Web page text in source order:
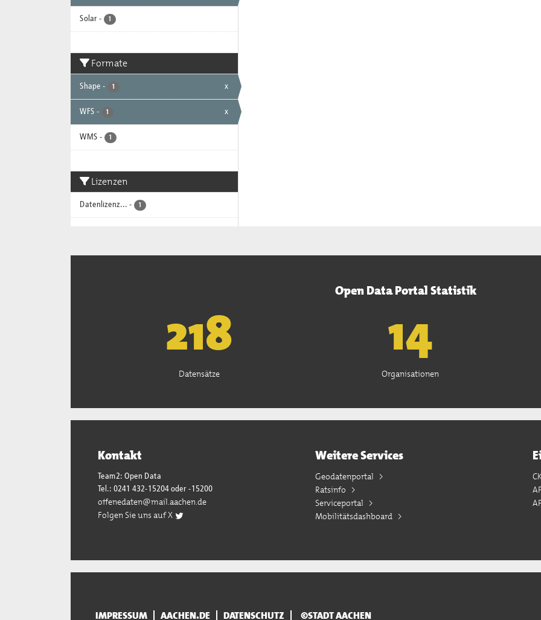
Solar - 1
Formate
Shape - 1 x
WFS - 1 x
WMS - 1
Lizenzen
Datenlizenz... - 1
Open Data Portal Statistik
221
Datensätze
15
Organisationen
Kontakt
Team2: Open Data
Tel.: 0241 432-15204 oder -15200
offenedaten@mail.aachen.de
Folgen Sie uns auf X
Weitere Services
Geodatenportal
Ratsinfo
Serviceportal
Mobilitätsdashboard
IMPRESSUM AACHEN.DE DATENSCHUTZ ©STADT AACHEN